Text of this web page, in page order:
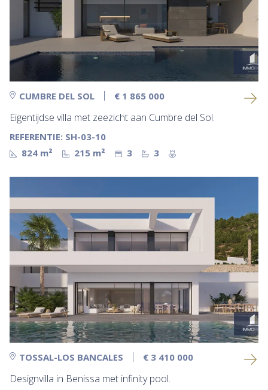
CUMBRE DEL SOL € 1 865 000
Eigentijdse villa met zeezicht aan Cumbre del Sol.
REFERENTIE: SH-03-10
824 m²
215 m² 3 3
TOSSAL-LOS BANCALES € 3 410 000
Designvilla in Benissa met infinity pool.